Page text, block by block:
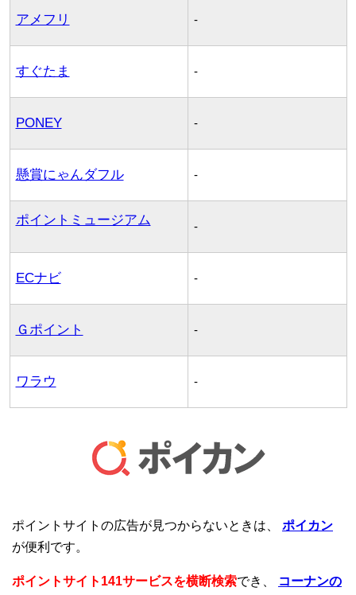
アメフリ -
すぐたま -
PONEY -
懸賞にゃんダフル -
ポイントミュージアム -
ECナビ -
Ｇポイント -
ワラウ -
ポイントサイトの広告が見つからないときは、 ポイカン
が便利です。
ポイントサイト141サービスを横断検索でき、
コーナンの